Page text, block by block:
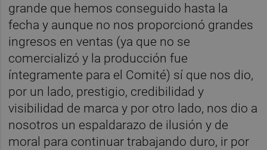
grande que hemos conseguido hasta la
fecha y aunque no nos proporcionó grandes
ingresos en ventas (ya que no se
comercializó y la producción fue
íntegramente para el Comité) sí que nos dio,
por un lado, prestigio, credibilidad y
visibilidad de marca y por otro lado, nos dio a
nosotros un espaldarazo de ilusión y de
moral para continuar trabajando duro, ir por